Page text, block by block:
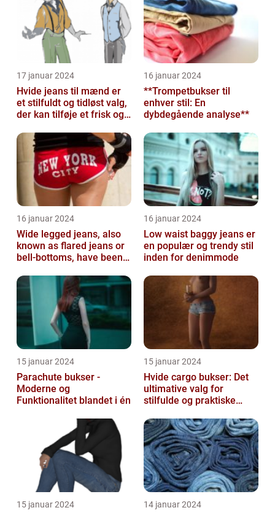
17 januar 2024
Hvide jeans til mænd er
et stilfuldt og tidløst valg,
der kan tilføje et frisk og
16 januar 2024
**Trompetbukser til
enhver stil: En
dybdegående analyse**
16 januar 2024
Wide legged jeans, also
known as flared jeans or
bell-bottoms, have been a
wor...
16 januar 2024
Low waist baggy jeans er
en populær og trendy stil
inden for denimmode
15 januar 2024
Parachute bukser -
Moderne og
Funktionalitet blandet i én
15 januar 2024
Hvide cargo bukser: Det
ultimative valg for
stilfulde og praktiske
15 januar 2024 14 januar 2024